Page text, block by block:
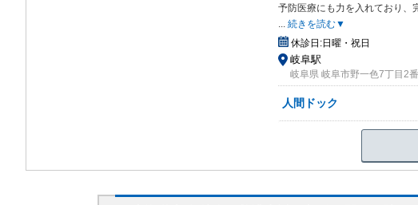
予防医療にも力を入れており、
... 続きを読む▼
休診日:日曜・祝日
岐阜駅
岐阜県 岐阜市野一色7丁目2
人間ドック